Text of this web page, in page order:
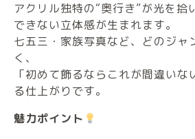
アクリル独特の“奥行き”が光を拾
できない立体感が生まれます。
七五三・家族写真など、どのジャ
く、
「初めて飾るならこれが間違いな
る仕上がりです。
魅力ポイント